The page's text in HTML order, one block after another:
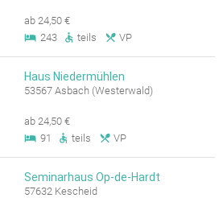
ab 24,50 €
243
teils VP
Haus Niedermühlen
53567 Asbach (Westerwald)
ab 24,50 €
91
teils VP
Seminarhaus Op-de-Hardt
57632 Kescheid